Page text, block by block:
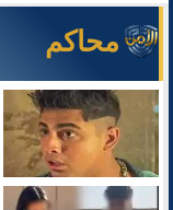
محاكم